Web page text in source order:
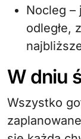
Nocleg
odległe,
W dniu
Wszystko